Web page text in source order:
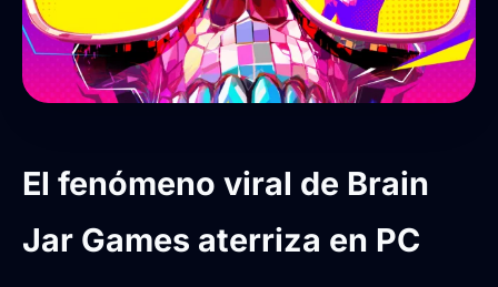
El fenómeno viral de Brain
Jar Games aterriza en PC